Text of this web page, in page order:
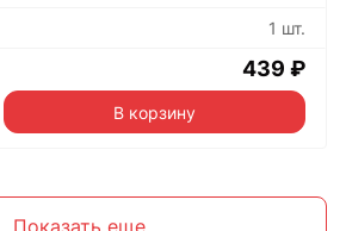
1 шт.
439 ₽
В корзину